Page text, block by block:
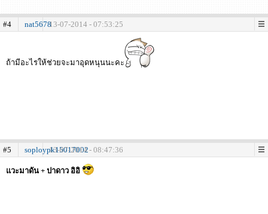
#4 nat567813-07-2014 - 07:53:25
ถ้ามีอะไรให้ช่วยจะมาอุดหนุนนะคะ
#5 soploypk15017002
13-07-2014 - 08:47:36
แวะมาดัน + ปาดาว อิอิ